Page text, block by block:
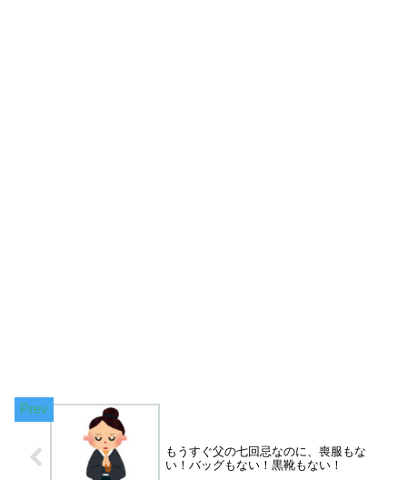
もうすぐ父の七回忌なのに、喪服もな
い！バッグもない！黒靴もない！